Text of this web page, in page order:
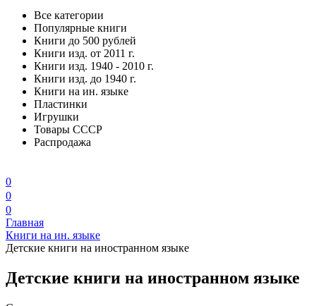
Все категории
Популярные книги
Книги до 500 рублей
Книги изд. от 2011 г.
Книги изд. 1940 - 2010 г.
Книги изд. до 1940 г.
Книги на ин. языке
Пластинки
Игрушки
Товары СССР
Распродажа
0
0
0
Главная
Книги на ин. языке
Детские книги на иностранном языке
Детские книги на иностранном языке